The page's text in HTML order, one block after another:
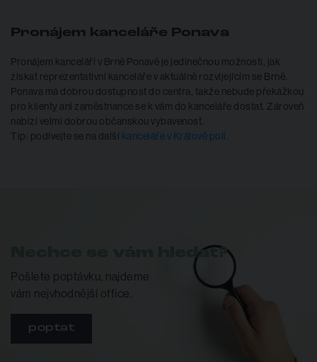
Pronájem kanceláře Ponava
Pronájem kanceláří v Brně Ponavě je jedinečnou možností, jak
získat reprezentativní kanceláře v aktuálně rozvíjejícím se Brně.
Ponava má dobrou dostupnost do centra, takže nebude překážkou
pro klienty ani zaměstnance se k vám do kanceláře dostat. Zároveň
nabízí velmi dobrou občanskou vybavenost.
Tip: podívejte se na další kanceláře v Králově poli.
Nechce se vám hledat?
Pošlete poptávku, najdeme
vám nejvhodnější office.
poptat